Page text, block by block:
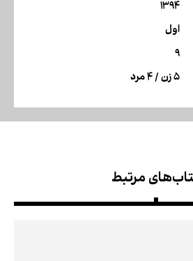
1394
اول
9
5 زن / 4 مرد
مرتبط